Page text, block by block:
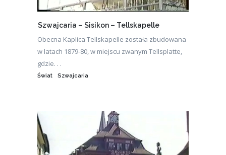
Szwajcaria – Sisikon – Tellskapelle
Obecna Kaplica Tellskapelle została zbudowana
w latach 1879-80, w miejscu zwanym Tellsplatte,
gdzie. . .
Świat Szwajcaria